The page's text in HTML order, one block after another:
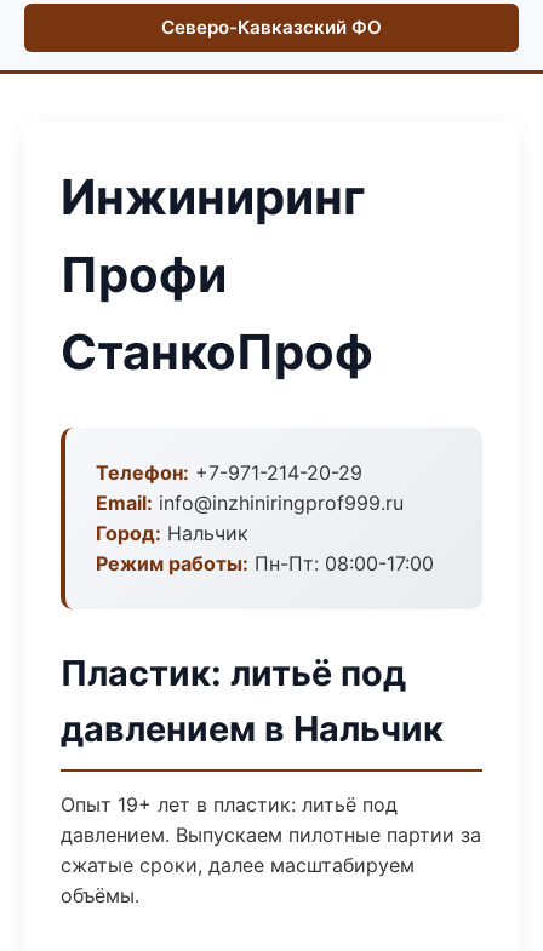
Северо-Кавказский ФО
Инжиниринг
Профи
СтанкоПроф
Телефон: +7-971-214-20-29
Email: info@inzhiniringprof999.ru
Город: Нальчик
Режим работы: Пн-Пт: 08:00-17:00
Пластик: литьё под
давлением в Нальчик
Опыт 19+ лет в пластик: литьё под
давлением. Выпускаем пилотные партии за
сжатые сроки, далее масштабируем
объёмы.